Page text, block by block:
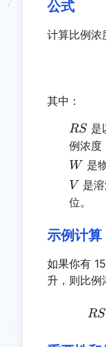
公式
计算比例浓
其中：
RS
RS 是
例浓度
W
W 是
V
V 是
位。
示例计算
如果你有
升，则比例
RS